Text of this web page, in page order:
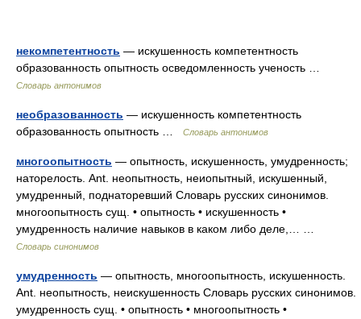
некомпетентность — искушенность компетентность
образованность опытность осведомленность ученость …
Словарь антонимов
необразованность — искушенность компетентность
образованность опытность …
Словарь антонимов
многоопытность — опытность, искушенность, умудренность;
наторелость. Ant. неопытность, неиопытный, искушенный,
умудренный, поднаторевший Словарь русских синонимов.
многоопытность сущ. • опытность • искушенность •
умудренность наличие навыков в каком либо деле,… …
Словарь синонимов
умудренность — опытность, многоопытность, искушенность.
Ant. неопытность, неискушенность Словарь русских синонимов.
умудренность сущ. • опытность • многоопытность •